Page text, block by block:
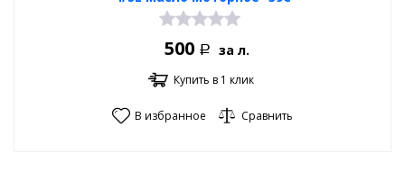
500 Р за л.
Купить в 1 клик
В избранное Сравнить